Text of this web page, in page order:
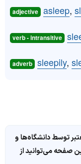
adjective asleep,
verb - intransitive
adverb sleepily,
توسط دانشگاه‌ها و
صفحه می‌توانید از